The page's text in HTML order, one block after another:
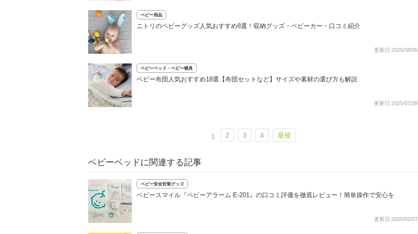
ベビー用品
ニトリのベビーグッズ人気おすすめ8選！収納グッズ・ベビーカー・口コミ紹介
更新日:2025/08/05
ベビーベッド・ベビー寝具
ベビー布団人気おすすめ18選【布団セットなど】サイズや素材の選び方も解説
更新日:2025/07/28
1 2 3 4 最後
ベビーベッドに関連する記事
ベビー安全対策グッズ
ベビースマイル『ベビーアラーム E-201』の口コミ評価を徹底レビュー！簡単操作で安心を
更新日:2025/02/07